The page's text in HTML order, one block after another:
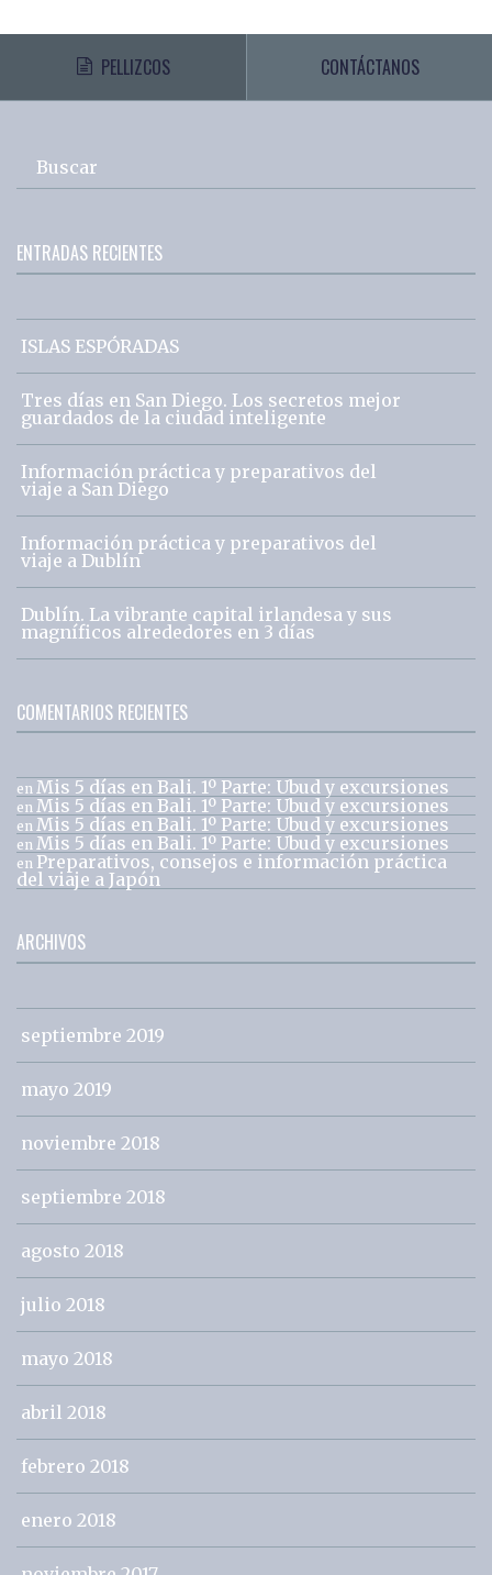
PELLIZCOS CONTÁCTANOS
Buscar
ENTRADAS RECIENTES
ISLAS ESPÓRADAS
Tres días en San Diego. Los secretos mejor
guardados de la ciudad inteligente
Información práctica y preparativos del
viaje a San Diego
Información práctica y preparativos del
viaje a Dublín
Dublín. La vibrante capital irlandesa y sus
magníficos alrededores en 3 días
COMENTARIOS RECIENTES
en Mis 5 días en Bali. 1º Parte: Ubud y excursiones
en Mis 5 días en Bali. 1º Parte: Ubud y excursiones
en Mis 5 días en Bali. 1º Parte: Ubud y excursiones
en Mis 5 días en Bali. 1º Parte: Ubud y excursiones
en Preparativos, consejos e información práctica
del viaje a Japón
ARCHIVOS
septiembre 2019
mayo 2019
noviembre 2018
septiembre 2018
agosto 2018
julio 2018
mayo 2018
abril 2018
febrero 2018
enero 2018